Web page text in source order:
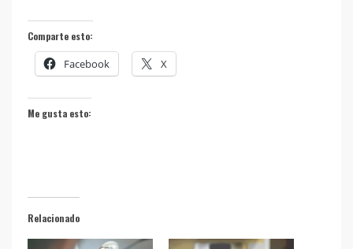
Comparte esto:
Facebook X
Me gusta esto:
Relacionado